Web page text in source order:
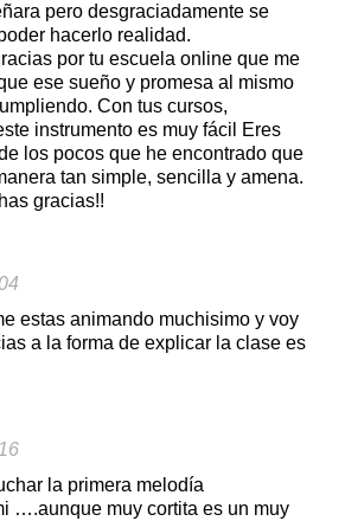
pero desgraciadamente se
hacerlo realidad.
por tu escuela online que me
ese sueño y promesa al mismo
Con tus cursos,
instrumento es muy fácil Eres
los pocos que he encontrado que
tan simple, sencilla y amena.
gracias!!
estas animando muchisimo y voy
a la forma de explicar la clase es
la primera melodía
….aunque muy cortita es un muy